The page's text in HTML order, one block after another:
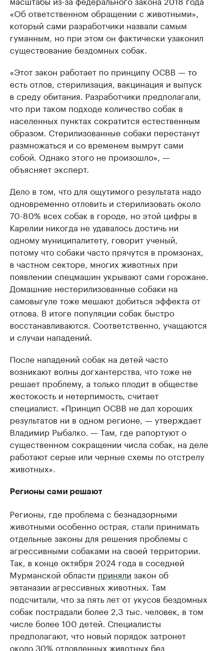
«Об ответственном обращении с животными»,
который сами разработчики назвали самым
гуманным, но при этом он фактически узаконил
существование бездомных собак.
«Этот закон работает по принципу ОСВВ — то
есть отлов, стерилизация, вакцинация и выпуск
в среду обитания. Разработчики предполагали,
что при таком подходе количество собак в
населенных пунктах сократится естественным
образом. Стерилизованные собаки перестанут
размножаться и со временем вымрут сами
собой. Однако этого не произошло», —
объясняет эксперт.
Дело в том, что для ощутимого результата надо
одновременно отловить и стерилизовать около
70-80% всех собак в городе, но этой цифры в
Карелии никогда не удавалось достичь ни
одному муниципалитету, говорит ученый,
потому что собаки часто прячутся в промзонах,
в частном секторе, многих животных при
появлении спецмашин укрывают сами горожане.
Домашние нестерилизованные собаки на
самовыгуле тоже мешают добиться эффекта от
отлова. В итоге популяции собак быстро
восстанавливаются. Соответственно, учащаются
и случаи нападений.
После нападений собак на детей часто
возникают волны догхантерства, что тоже не
решает проблему, а только плодит в обществе
жестокость и нетерпимость, считает
специалист. «Принцип ОСВВ не дал хороших
результатов ни в одном регионе, — утверждает
Владимир Рыбалко. — Там, где рапортуют о
существенном сокращении числа собак, на деле
работают серые или черные схемы по отстрелу
животных».
Регионы сами решают
Регионы, где проблема с безнадзорными
животными особенно острая, стали принимать
отдельные законы для решения проблемы с
агрессивными собаками на своей территории.
Так, в конце октября 2024 года в соседней
Мурманской области приняли закон об
эвтаназии агрессивных животных. Там
подсчитали, что за пять лет от укусов бездомных
собак пострадали более 2,3 тыс. человек, в том
числе более 100 детей. Специалисты
предполагают, что новый порядок затронет
около 30% отловленных животных без